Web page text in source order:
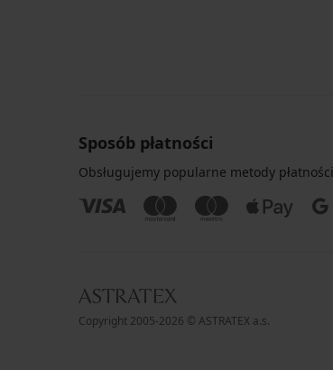
Sposób płatności
Obsługujemy popularne metody płatności
Copyright 2005-2026 © ASTRATEX a.s.